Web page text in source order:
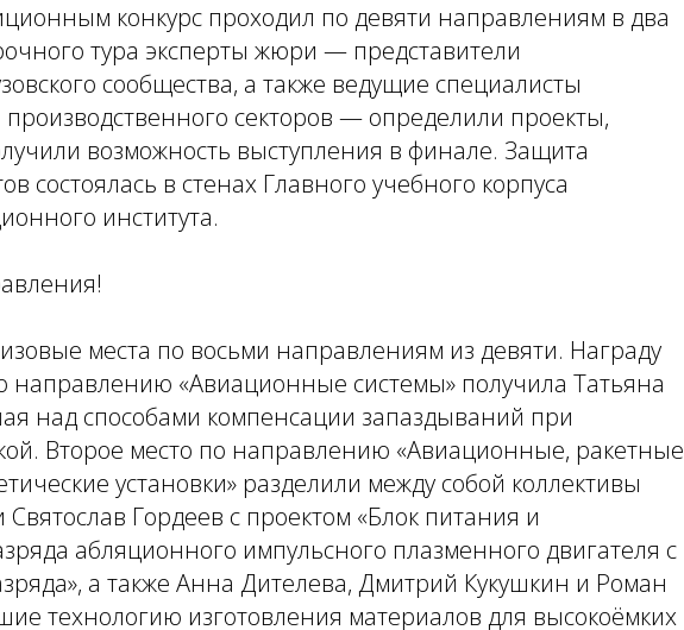
конкурс проходил по девяти направлениям в два
тура эксперты жюри — представители
сообщества, а также ведущие специалисты
производственного секторов — определили проекты,
возможность выступления в финале. Защита
состоялась в стенах Главного учебного корпуса
института.
места по восьми направлениям из девяти. Награду
направлению «Авиационные системы» получила Татьяна
над способами компенсации запаздываний при
Второе место по направлению «Авиационные, ракетные
установки» разделили между собой коллективы
Гордеев с проектом «Блок питания и
абляционного импульсного плазменного двигателя с
а также Анна Дителева, Дмитрий Кукушкин и Роман
технологию изготовления материалов для высокоёмких